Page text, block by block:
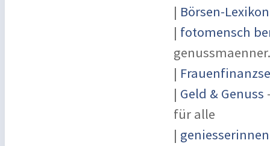
| Börsen-Lexikon
| fotomensch
|
| Geld & Genuss
für alle
|